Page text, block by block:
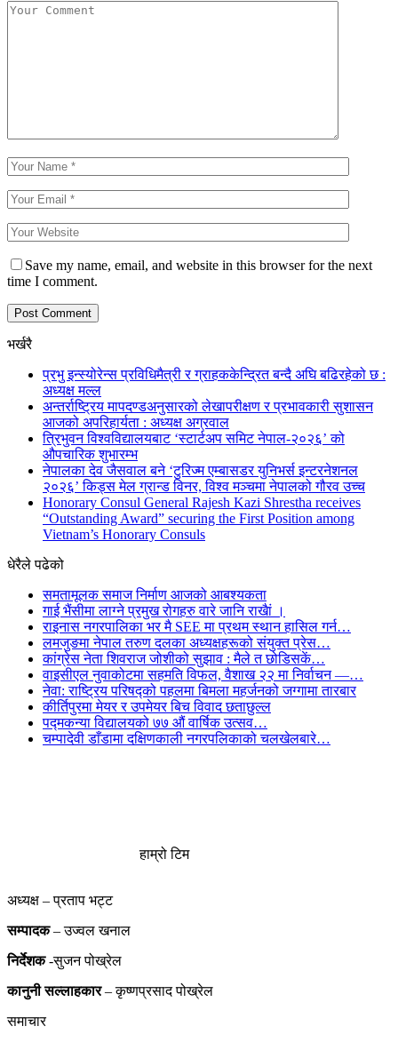
Save my name, email, and website in this browser for the next
time I comment.
भर्खरै
प्रभु इन्स्योरेन्स प्रविधिमैत्री र ग्राहककेन्द्रित बन्दै अघि बढिरहेको छ :
अध्यक्ष मल्ल
अन्तर्राष्ट्रिय मापदण्डअनुसारको लेखापरीक्षण र प्रभावकारी सुशासन
आजको अपरिहार्यता : अध्यक्ष अग्रवाल
त्रिभुवन विश्वविद्यालयबाट ‘स्टार्टअप समिट नेपाल-२०२६’ को
औपचारिक शुभारम्भ
नेपालका देव जैसवाल बने ‘टुरिज्म एम्बासडर युनिभर्स इन्टरनेशनल
२०२६’ किड्स मेल ग्रान्ड विनर, विश्व मञ्चमा नेपालको गौरव उच्च
Honorary Consul General Rajesh Kazi Shrestha receives
“Outstanding Award” securing the First Position among
Vietnam’s Honorary Consuls
धेरैले पढेको
समतामूलक समाज निर्माण आजको आबश्यकता
गाई भैंसीमा लाग्ने प्रमुख रोगहरु वारे जानि राखैां ।
राइनास नगरपालिका भर मै SEE मा प्रथम स्थान हासिल गर्न…
लमजुङमा नेपाल तरुण दलका अध्यक्षहरूको संयुक्त प्रेस…
कांग्रेस नेता शिवराज जोशीको सुझाव : मैले त छोडिसकें…
वाइसीएल नुवाकोटमा सहमति विफल, वैशाख २२ मा निर्वाचन —…
नेवा: राष्ट्रिय परिषद्को पहलमा बिमला महर्जनको जग्गामा तारबार
कीर्तिपुरमा मेयर र उपमेयर बिच विवाद छताछुल्ल
पद्मकन्या विद्यालयको ७७ औं ‌‌वार्षिक ‌उत्सव…
चम्पादेवी डाँडामा दक्षिणकाली नगरपलिकाको चलखेलबारे…
हाम्रो टिम
अध्यक्ष – प्रताप भट्ट
सम्पादक– उज्वल खनाल
निर्देशक-सुजन पोख्रेल
कानुनी सल्लाहकार– कृष्णप्रसाद पोख्रेल
समाचार